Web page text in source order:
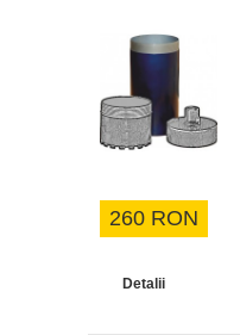
260 RON
Detalii